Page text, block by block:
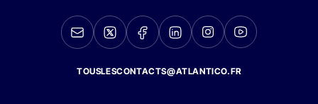
TOUSLESCONTACTS@ATLANTICO.FR